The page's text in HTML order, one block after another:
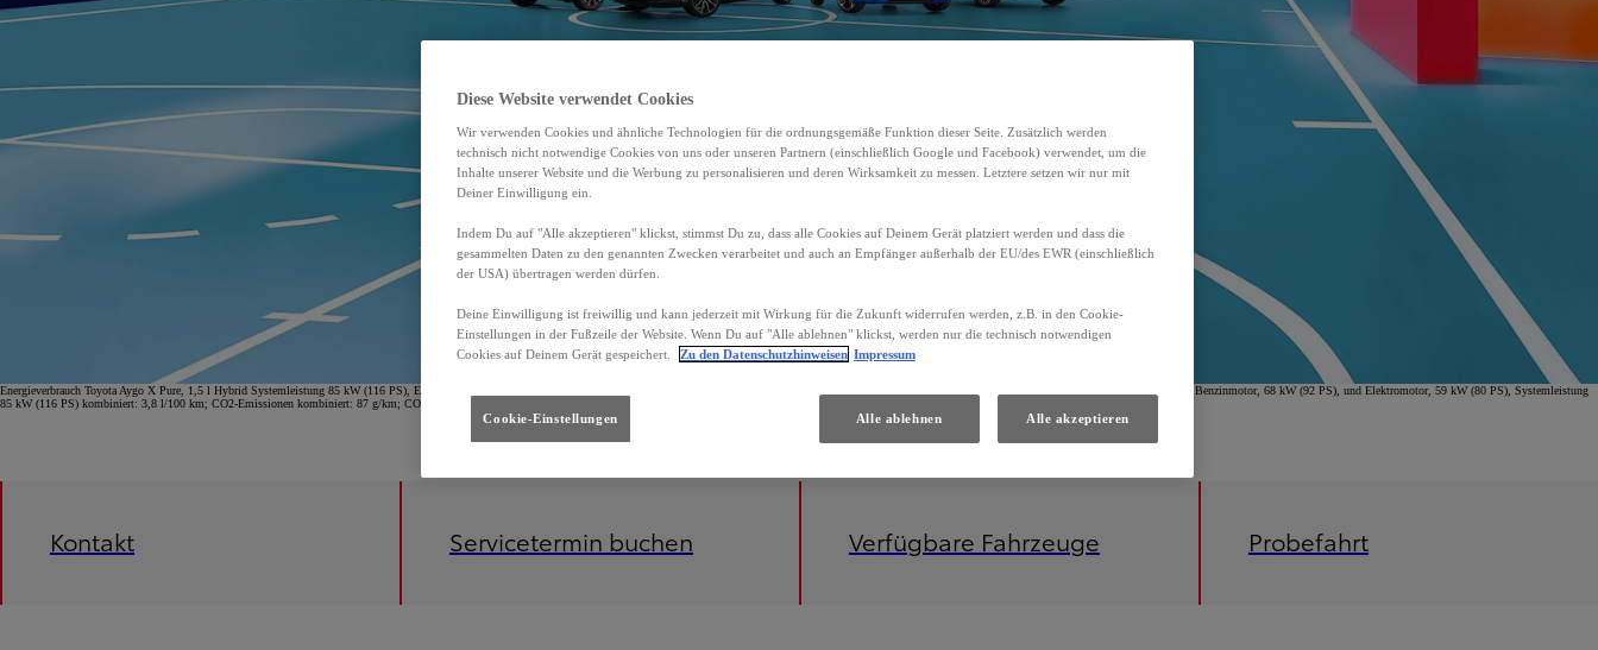
Energieverbrauch Toyota Aygo X Pure, 1,5 l Hybrid Systemleistung 85 kW (116 PS), Energieverbrauch (kombiniert) 3,7 l/100 km; CO2-Emissionen (kombiniert) 85 g/km; CO2-Klasse B. Energieverbrauch Toyota Yaris Comfort Hybrid, 1,5-l-VVT-i Benzinmotor, 68 kW (92 PS), und Elektromotor, 59 kW (80 PS), Systemleistung
85 kW (116 PS) kombiniert: 3,8 l/100 km; CO2-Emissionen kombiniert: 87 g/km; CO2-Klasse B.
Kontakt Servicetermin buchen Verfügbare Fahrzeuge Probefahrt
Diese Website verwendet Cookies
Wir verwenden Cookies und ähnliche Technologien für die ordnungsgemäße Funktion dieser Seite. Zusätzlich werden
technisch nicht notwendige Cookies von uns oder unseren Partnern (einschließlich Google und Facebook) verwendet, um die
Inhalte unserer Website und die Werbung zu personalisieren und deren Wirksamkeit zu messen. Letztere setzen wir nur mit
Deiner Einwilligung ein.
Indem Du auf "Alle akzeptieren" klickst, stimmst Du zu, dass alle Cookies auf Deinem Gerät platziert werden und dass die
gesammelten Daten zu den genannten Zwecken verarbeitet und auch an Empfänger außerhalb der EU/des EWR (einschließlich
der USA) übertragen werden dürfen.
Deine Einwilligung ist freiwillig und kann jederzeit mit Wirkung für die Zukunft widerrufen werden, z.B. in den Cookie-
Einstellungen in der Fußzeile der Website. Wenn Du auf "Alle ablehnen" klickst, werden nur die technisch notwendigen
Cookies auf Deinem Gerät gespeichert.
Zu den Datenschutzhinweisen Impressum
Cookie-Einstellungen Alle ablehnen Alle akzeptieren